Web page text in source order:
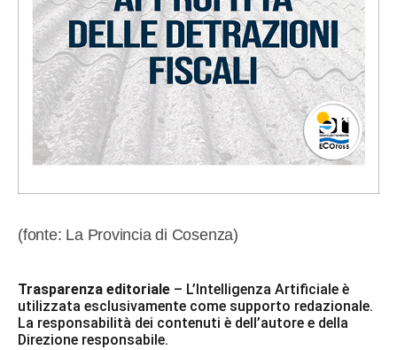
(fonte: La Provincia di Cosenza)
Trasparenza editoriale – L’Intelligenza Artificiale è
utilizzata esclusivamente come supporto redazionale.
La responsabilità dei contenuti è dell’autore e della
Direzione responsabile.